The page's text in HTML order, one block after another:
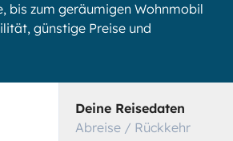
bis zum geräumigen Wohnmobil
günstige Preise und
Deine Reisedaten
Abreise / Rückkehr